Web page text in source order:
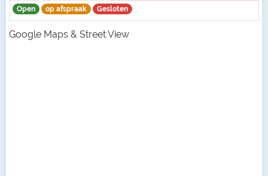
Open op afspraak Gesloten
Google Maps & Street View